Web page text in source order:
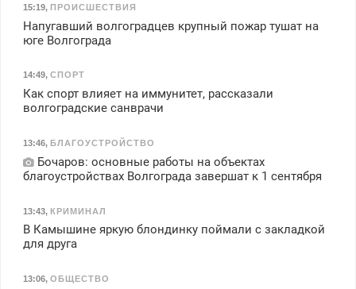
15:19, ПРОИСШЕСТВИЯ
Напугавший волгоградцев крупный пожар тушат на
юге Волгограда
14:49, СПОРТ
Как спорт влияет на иммунитет, рассказали
волгоградские санврачи
13:46, БЛАГОУСТРОЙСТВО
Бочаров: основные работы на объектах
благоустройствах Волгограда завершат к 1 сентября
13:43, КРИМИНАЛ
В Камышине яркую блондинку поймали с закладкой
для друга
13:06, ОБЩЕСТВО